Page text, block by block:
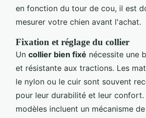
en fonction du tour de cou, il est
mesurer votre chien avant l'achat.
Fixation et réglage du collier
Un collier bien fixé nécessite une
et résistante aux tractions. Les
le nylon ou le cuir sont souvent
pour leur durabilité et leur confort.
modèles incluent un mécanisme